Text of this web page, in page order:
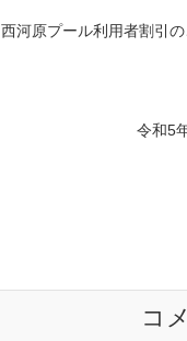
西河原プール利用者割引
令和5
コ